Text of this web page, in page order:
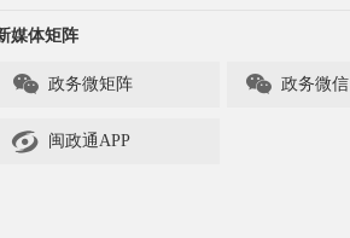
媒体矩阵
 政务微矩阵  政务微信
 闽政通APP